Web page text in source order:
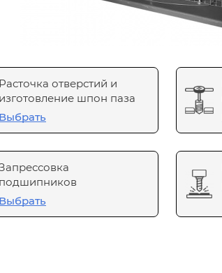
Расточка отверстий и
изготовление шпон паза
Выбрать
подшипников
Выбрать